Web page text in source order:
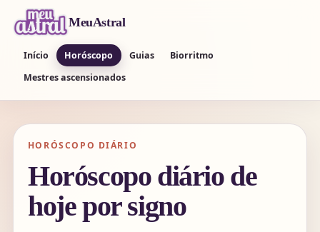
MeuAstral
Início Horóscopo Guias
Biorritmo
Mestres ascensionados
HORÓSCOPO DIÁRIO
Horóscopo diário de
hoje por signo